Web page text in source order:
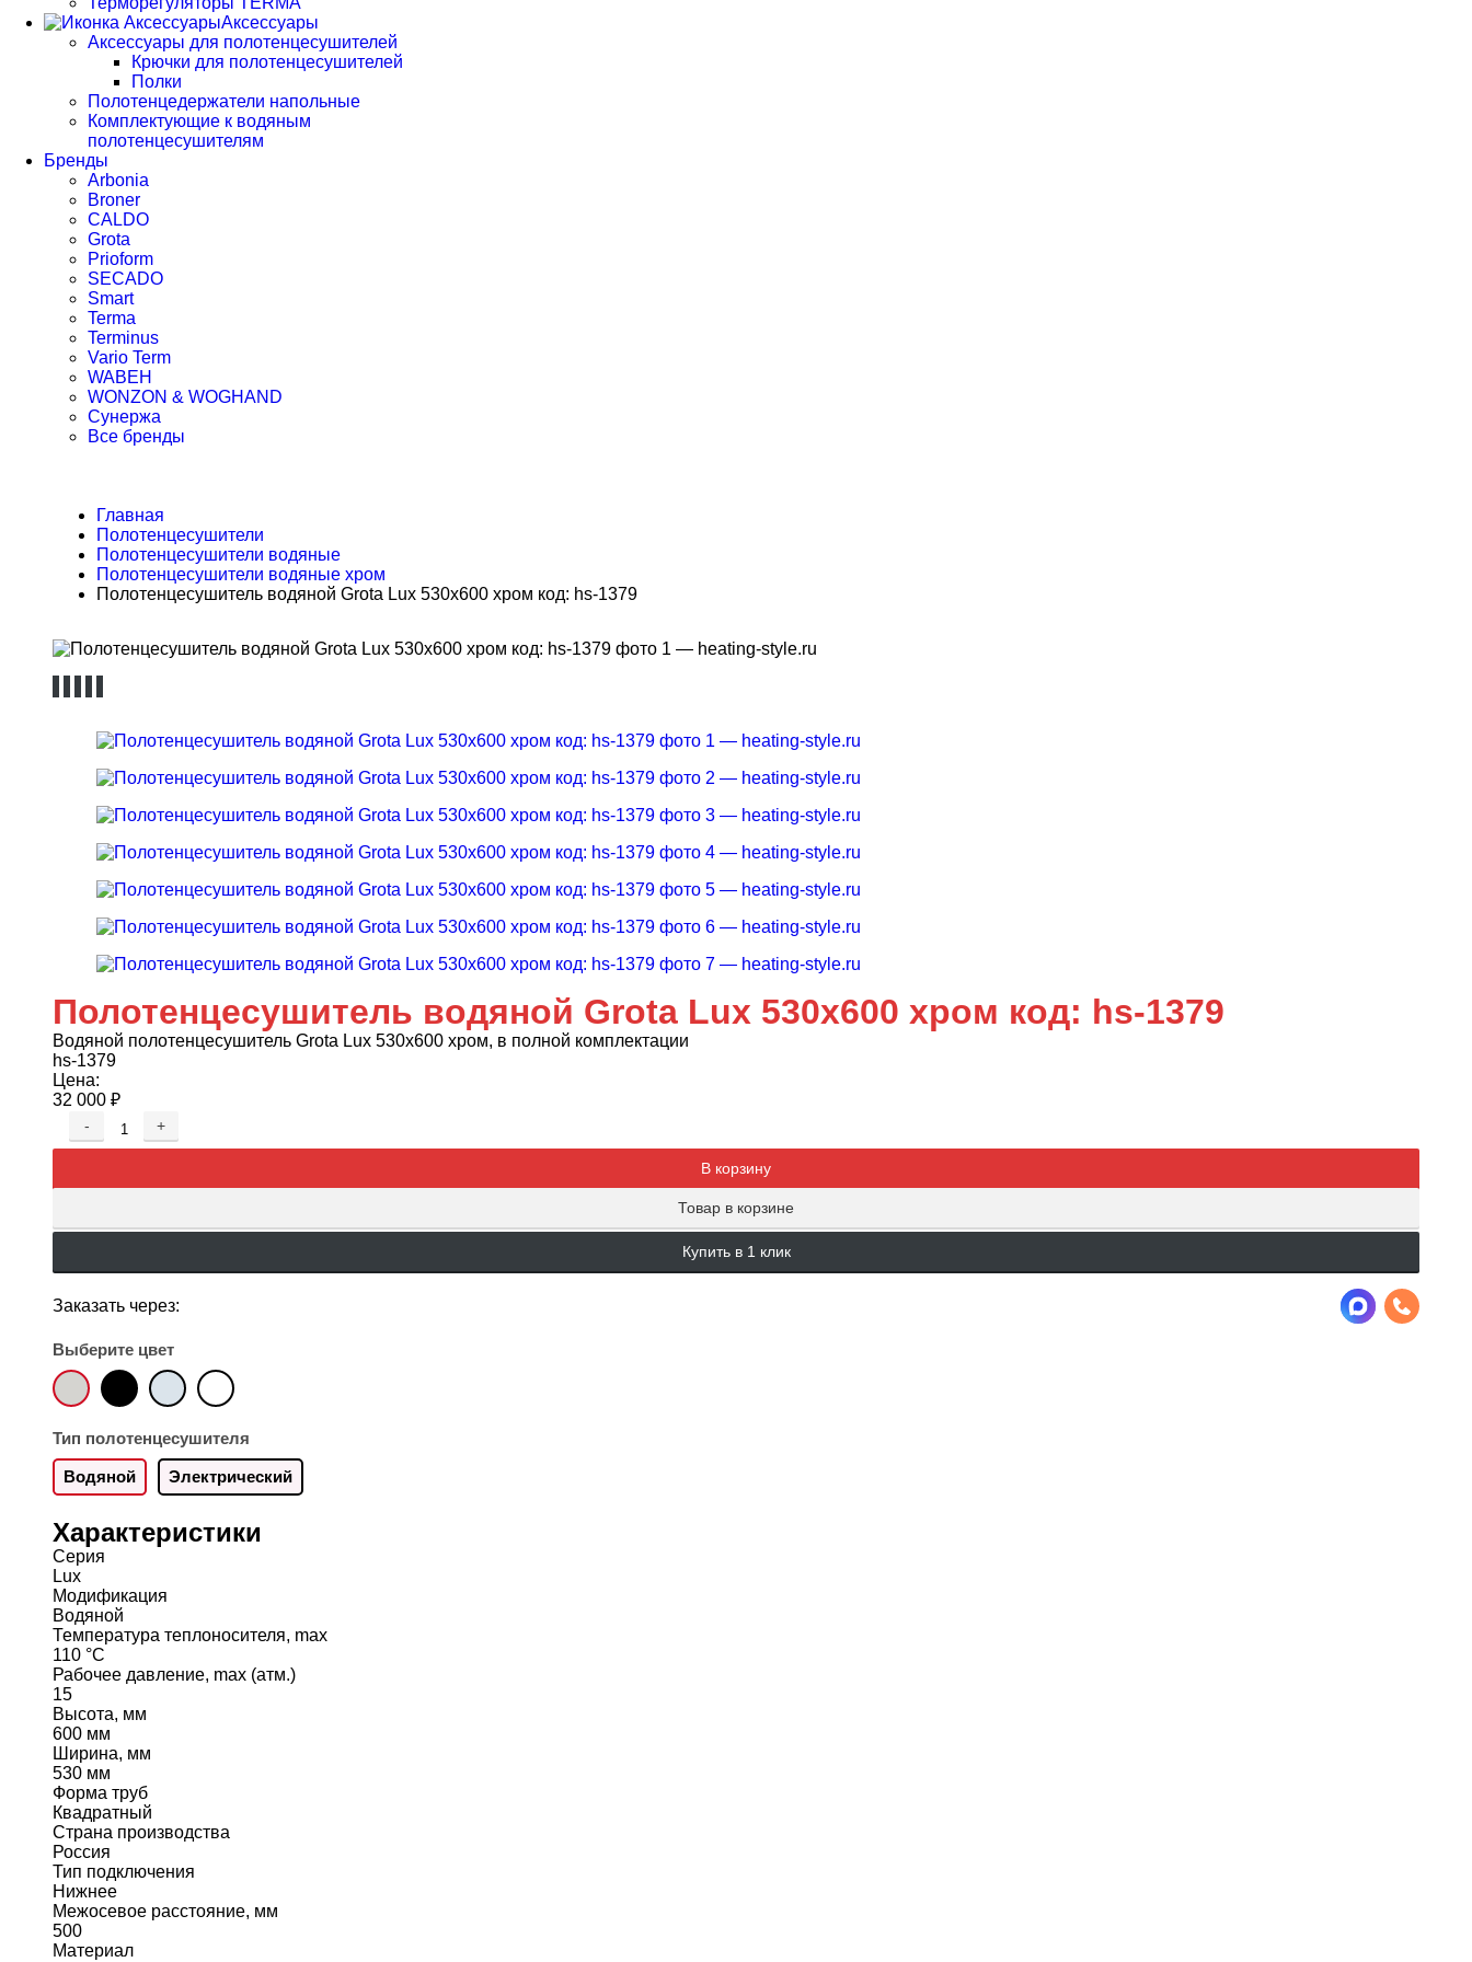
Аксессуары
Аксессуары для полотенцесушителей
Крючки для полотенцесушителей
Полки
Полотенцедержатели напольные
Комплектующие к водяным
полотенцесушителям
Бренды
Arbonia
Broner
CALDO
Grota
Prioform
SECADO
Smart
Terma
Terminus
Vario Term
WABEH
WONZON & WOGHAND
Сунержа
Все бренды
Главная
Полотенцесушители
Полотенцесушители водяные
Полотенцесушители водяные хром
Полотенцесушитель водяной Grota Lux 530x600 хром код: hs-1379
Полотенцесушитель водяной Grota Lux 530x600 хром код: hs-1379
Водяной полотенцесушитель Grota Lux 530x600 хром, в полной комплектации
hs-1379
Цена:
32 000 ₽
- +
В корзину
Товар в корзине
Купить в 1 клик
Заказать через:
Выберите цвет
Тип полотенцесушителя
Водяной Электрический
Характеристики
Серия
Lux
Модификация
Водяной
Температура теплоносителя, max
110 °C
Рабочее давление, max (атм.)
15
Высота, мм
600 мм
Ширина, мм
530 мм
Форма труб
Квадратный
Страна производства
Россия
Тип подключения
Нижнее
Межосевое расстояние, мм
500
Материал